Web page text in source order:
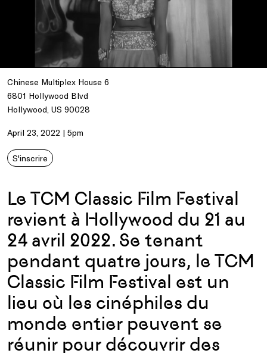
Chinese Multiplex House 6
6801 Hollywood Blvd
Hollywood, US 90028
April 23, 2022 | 5pm
S'inscrire
Le TCM Classic Film Festival
revient à Hollywood du 21 au
24 avril 2022. Se tenant
pendant quatre jours, le TCM
Classic Film Festival est un
lieu où les cinéphiles du
monde entier peuvent se
réunir pour découvrir des